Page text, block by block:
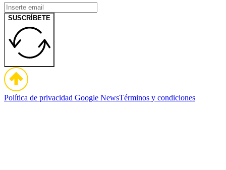
SUSCRÍBETE
Política de privacidad Google NewsTérminos y condiciones